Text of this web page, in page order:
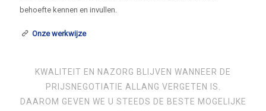
behoefte kennen en invullen.
Onze werkwijze
KWALITEIT EN NAZORG BLIJVEN WANNEER DE
PRIJSNEGOTIATIE ALLANG VERGETEN IS.
DAAROM GEVEN WE U STEEDS DE BESTE MOGELIJKE